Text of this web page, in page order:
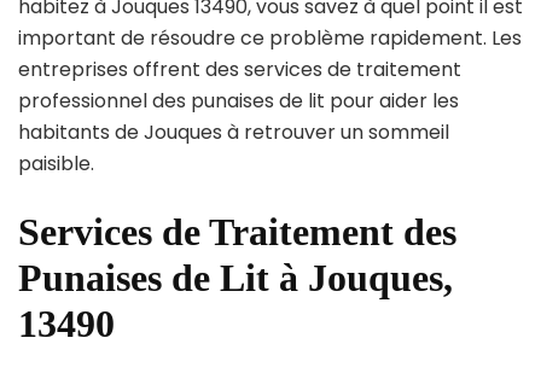
habitez à Jouques 13490, vous savez à quel point il est
important de résoudre ce problème rapidement. Les
entreprises offrent des services de traitement
professionnel des punaises de lit pour aider les
habitants de Jouques à retrouver un sommeil
paisible.
Services de Traitement des
Punaises de Lit à Jouques,
13490